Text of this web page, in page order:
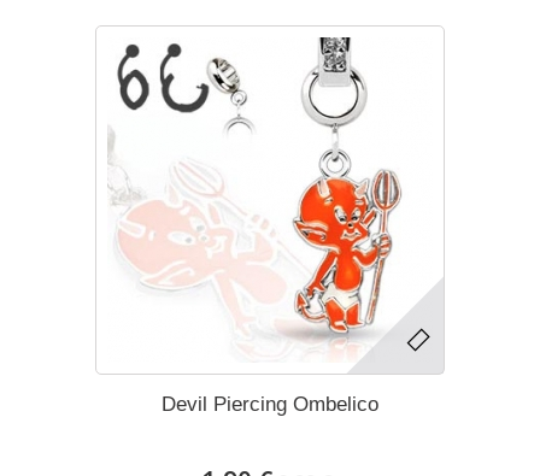
Devil Piercing Ombelico